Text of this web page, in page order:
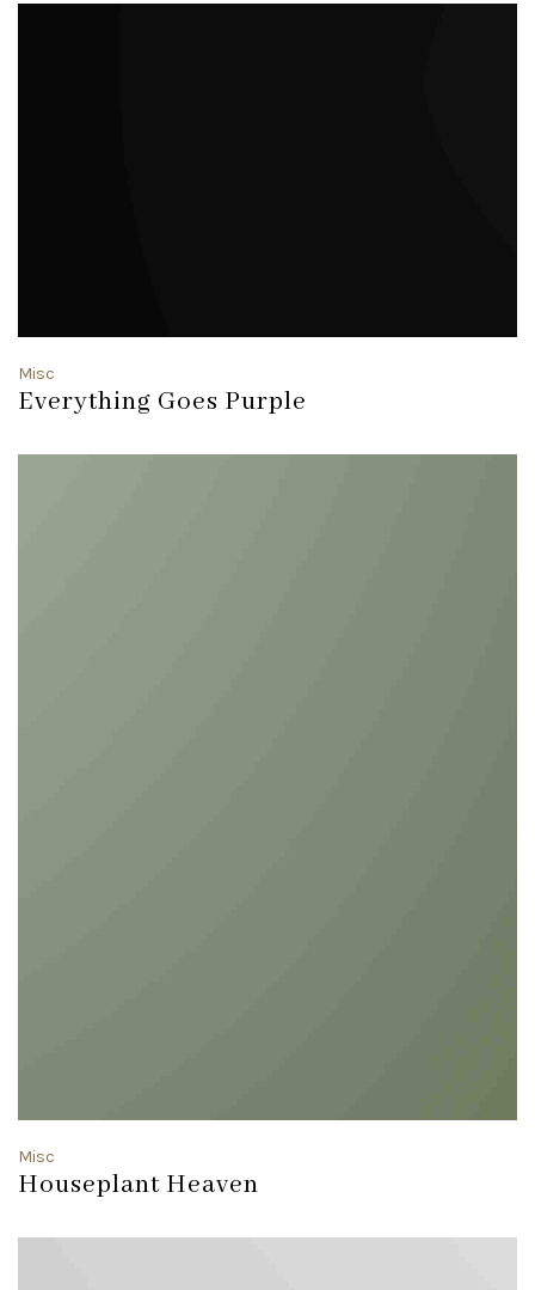
Misc
Everything Goes Purple
Misc
Houseplant Heaven